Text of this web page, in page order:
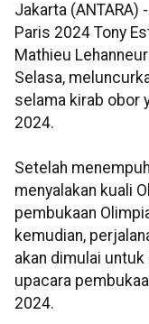
Jakarta (ANTARA)
Paris 2024 Tony
Mathieu
Selasa,
selama kirab obor
2024.
Setelah
menyalakan kuali
pembukaan
kemudian,
akan dimulai
upacara
2024.